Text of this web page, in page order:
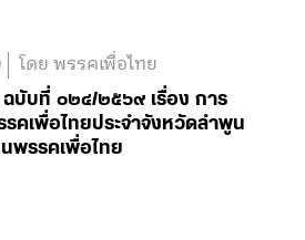
โดย พรรคเพื่อไทย
ฉบับที่ ๐๒๔/๒๕๖๙ เรื่อง การ
คเพื่อไทยประจำจังหวัดลำพูน
พรรคเพื่อไทย